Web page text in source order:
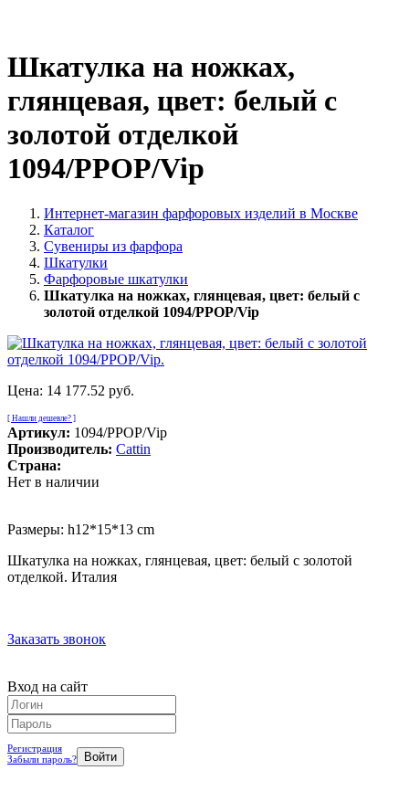
Шкатулка на ножках,
глянцевая, цвет: белый с
золотой отделкой
1094/PPOP/Vip
Интернет-магазин фарфоровых изделий в Москве
Каталог
Сувениры из фарфора
Шкатулки
Фарфоровые шкатулки
Шкатулка на ножках, глянцевая, цвет: белый с
золотой отделкой 1094/PPOP/Vip
Цена: 14 177.52 руб.
[ Нашли дешевле? ]
Артикул: 1094/PPOP/Vip
Производитель: Cattin
Страна:
Нет в наличии
Размеры: h12*15*13 cm
Шкатулка на ножках, глянцевая, цвет: белый с золотой
отделкой. Италия
Заказать звонок
Вход на сайт
Регистрация
Забыли пароль?